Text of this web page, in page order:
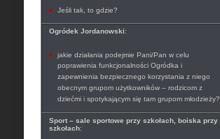
Jeśli tak, to gdzie?
Ogródek Jordanowski:
jakie działania podejmie Pani/Pan w celu
poprawienia funkcjonalności Ogródka i
zapewnienia bezpiecznego korzystania z niego
obecnym grupom użytkowników – rodzicom z
dziećmi i spotykającym się tam grupom młodzieży?
Sport – sale sportowe przy szkołach, boiska przy
szkołach: